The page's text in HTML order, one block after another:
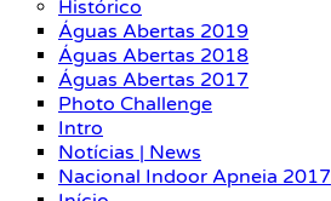
Histórico
Águas Abertas 2019
Águas Abertas 2018
Águas Abertas 2017
Photo Challenge
Intro
Notícias | News
Nacional Indoor Apneia 2017